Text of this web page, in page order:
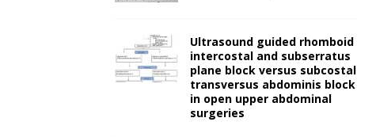
Ultrasound guided rhomboid
intercostal and subserratus
plane block versus subcostal
transversus abdominis block
in open upper abdominal
surgeries